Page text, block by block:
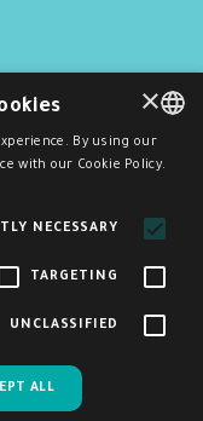
سياسة
تم إنشاء هذا الموقع
ساعدنا على
هذا الاستبيان
ENGLISH
×
By using our
with our Cookie Policy.
NECESSARY
TARGETING
UNCLASSIFIED
ALL